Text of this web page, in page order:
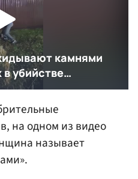
на одном из видео
называет